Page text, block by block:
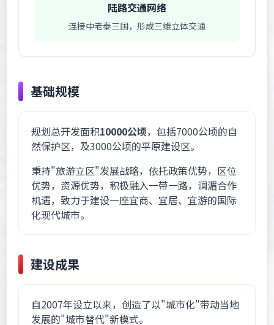
陆路交通网络
连接中老泰三国，形成三维立体交通
基础规模
规划总开发面积10000公顷，包括7000公顷的自
然保护区，及3000公顷的平原建设区。
秉持"旅游立区"发展战略，依托政策优势，区位
优势，资源优势，积极融入一带一路，澜湄合作
机遇，致力于建设一座宜商、宜居、宜游的国际
化现代城市。
建设成果
自2007年设立以来，创造了以"城市化"带动当地
发展的"城市替代"新模式。